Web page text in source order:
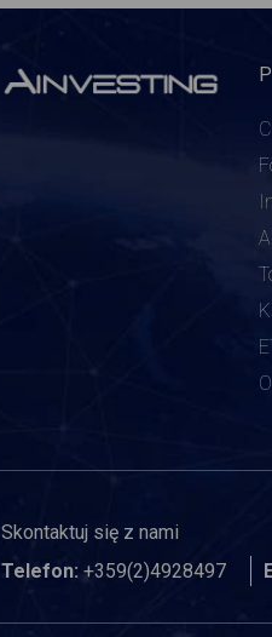
Skontaktuj się z nami
Telefon: +359(2)4928497